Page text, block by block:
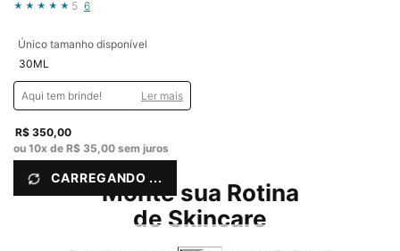
5 6
Único tamanho disponível
30ML
Aqui tem brinde! Ler mais
R$ 350,00
ou 10x de R$ 35,00 sem juros
CARREGANDO ...
Monte sua Rotina
de Skincare